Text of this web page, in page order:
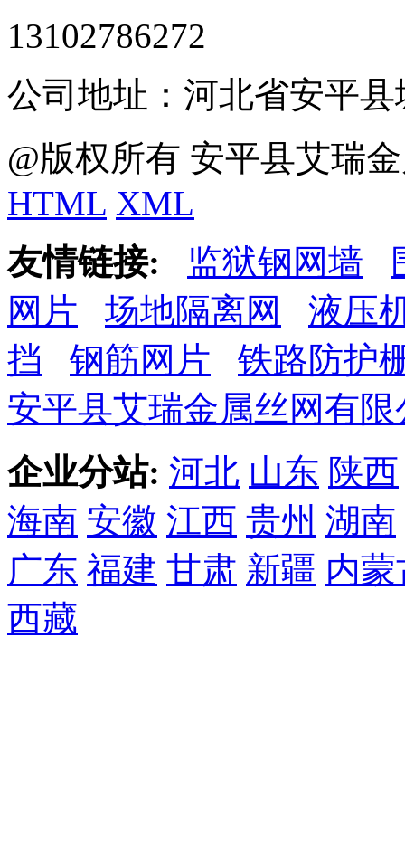
13102786272
公司地址：河北省安平
@版权所有 安平县艾瑞
HTML XML
友情链接:
监狱钢网墙
网片
场地隔离网
液压
挡
钢筋网片
铁路防护
安平县艾瑞金属丝网有限
企业分站: 河北 山东 陕西
海南 安徽 江西 贵州 湖南
广东 福建 甘肃 新疆 内蒙
西藏